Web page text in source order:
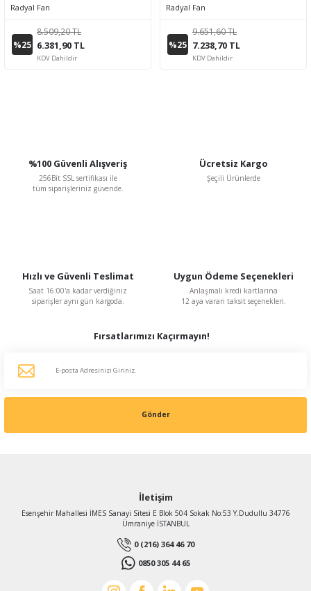
Radyal Fan
%25
8.509,20 TL
6.381,90 TL
KDV Dahildir
Radyal Fan
%25
9.651,60 TL
7.238,70 TL
KDV Dahildir
%100 Güvenli Alışveriş
256Bit SSL sertifikası ile
tüm siparişleriniz güvende.
Ücretsiz Kargo
Şeçili Ürünlerde
Hızlı ve Güvenli Teslimat
Saat 16:00'a kadar verdiğiniz
siparişler aynı gün kargoda.
Uygun Ödeme Seçenekleri
Anlaşmalı kredi kartlarına
12 aya varan taksit seçenekleri.
Fırsatlarımızı Kaçırmayın!
Gönder
İletişim
Esenşehir Mahallesi İMES Sanayi Sitesi E Blok 504 Sokak No:53 Y.Dudullu 34776
Ümraniye İSTANBUL
0 (216) 364 46 70
0850 305 44 65